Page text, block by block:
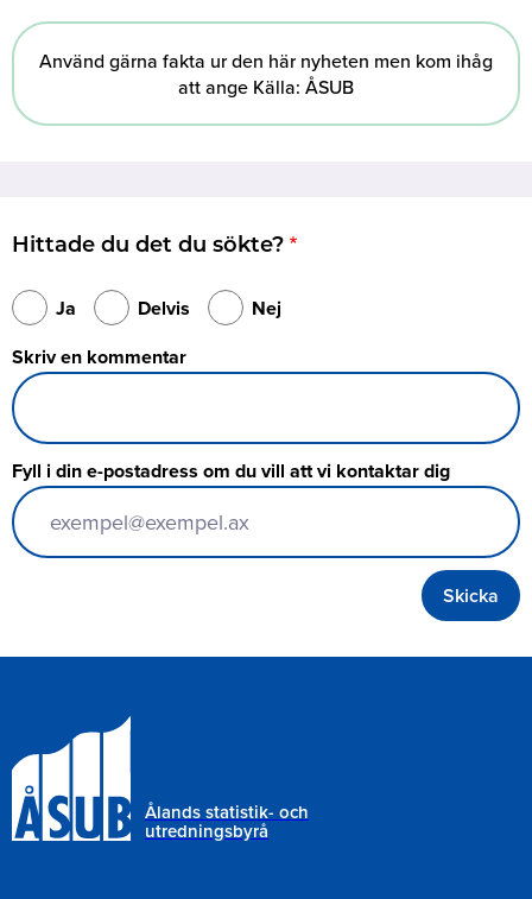
Använd gärna fakta ur den här nyheten men kom ihåg
att ange Källa: ÅSUB
Hittade du det du sökte?
Ja Delvis
Nej
Skriv en kommentar
Fyll i din e-postadress om du vill att vi kontaktar dig
Ålands statistik- och
utredningsbyrå